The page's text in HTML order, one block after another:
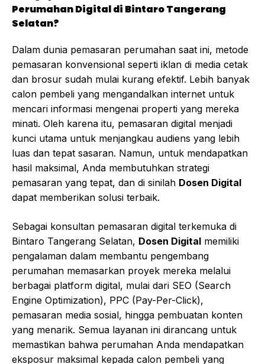
Perumahan Digital di Bintaro Tangerang
Selatan?
Dalam dunia pemasaran perumahan saat ini, metode
pemasaran konvensional seperti iklan di media cetak
dan brosur sudah mulai kurang efektif. Lebih banyak
calon pembeli yang mengandalkan internet untuk
mencari informasi mengenai properti yang mereka
minati. Oleh karena itu, pemasaran digital menjadi
kunci utama untuk menjangkau audiens yang lebih
luas dan tepat sasaran. Namun, untuk mendapatkan
hasil maksimal, Anda membutuhkan strategi
pemasaran yang tepat, dan di sinilah Dosen Digital
dapat memberikan solusi terbaik.
Sebagai konsultan pemasaran digital terkemuka di
Bintaro Tangerang Selatan, Dosen Digital memiliki
pengalaman dalam membantu pengembang
perumahan memasarkan proyek mereka melalui
berbagai platform digital, mulai dari SEO (Search
Engine Optimization), PPC (Pay-Per-Click),
pemasaran media sosial, hingga pembuatan konten
yang menarik. Semua layanan ini dirancang untuk
memastikan bahwa perumahan Anda mendapatkan
eksposur maksimal kepada calon pembeli yang